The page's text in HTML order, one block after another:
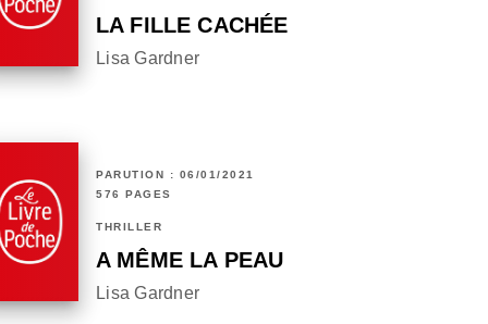
LA FILLE CACHÉE
Lisa Gardner
PARUTION : 06/01/2021
576 PAGES
THRILLER
A MÊME LA PEAU
Lisa Gardner